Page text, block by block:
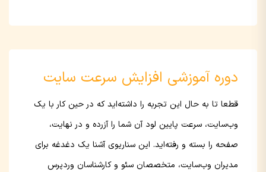
دوره آموزشی افزایش سرعت سایت
قطعا تا به حال این تجربه را داشته‌اید که در حین کار با یک
وب‌سایت، سرعت پایین لود آن شما را آزرده و در نهایت،
صفحه را بسته و رفته‌اید. این سناریوی آشنا یک دغدغه برای
مدیران وب‌سایت، متخصصان سئو و کارشناسان وردپرس